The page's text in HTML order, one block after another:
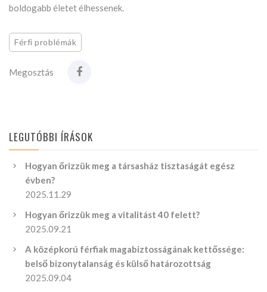
boldogabb életet élhessenek.
Férfi problémák
Megosztás
LEGUTÓBBI ÍRÁSOK
Hogyan őrizzük meg a társasház tisztaságát egész
évben?
2025.11.29
Hogyan őrizzük meg a vitalitást 40 felett?
2025.09.21
A középkorú férfiak magabiztosságának kettőssége:
belső bizonytalanság és külső határozottság
2025.09.04